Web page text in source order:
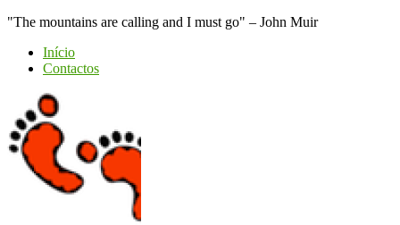
"The mountains are calling and I must go" – John Muir
Início
Contactos